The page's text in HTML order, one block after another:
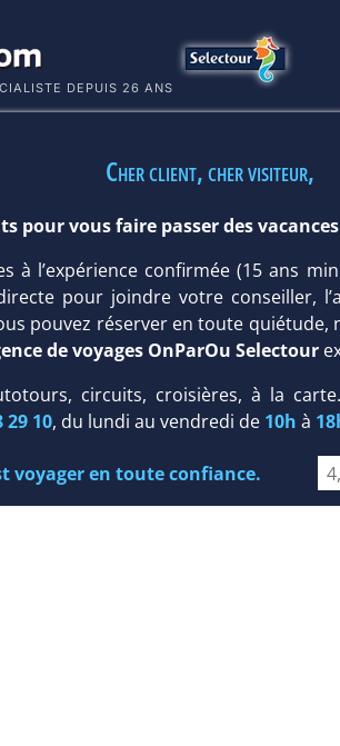
DEPUIS 26 ANS
PUNTA CANA 5*
/Punta Cana
Cher client, cher visiteur,
pour vous faire passer des
à l’expérience confirmée (15 ans
pour joindre votre conseiller,
pouvez réserver en toute quiétude,
de voyages OnParOu Selectour
circuits, croisières, à la
29 10, du lundi au vendredi de 10h à
voyager en toute confiance.